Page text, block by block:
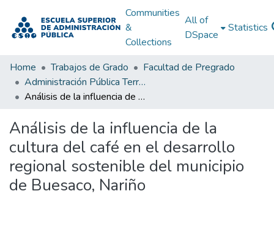
Communities
&
Collections
All of
DSpace
Statistics
Home Trabajos de Grado
Facultad de Pregrado
Administración Pública Territorial (APT)
Análisis de la influencia de la cultura del café en el desarrollo regional sostenible del municipio de Buesaco, Nariño
Análisis de la influencia de la
cultura del café en el desarrollo
regional sostenible del municipio
de Buesaco, Nariño